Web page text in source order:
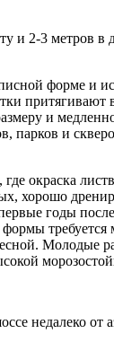
и 2-3 метров в
форме и
и
и
окраска
хорошо
годы
Молодые
недалеко от